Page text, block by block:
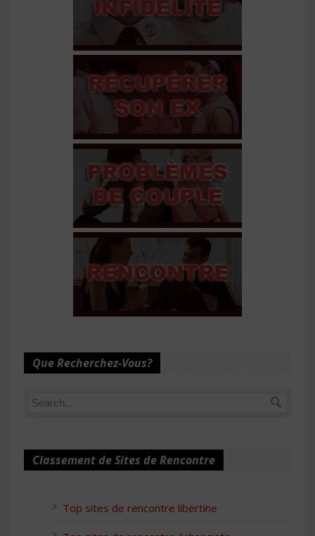
Que Recherchez-Vous?
Classement de Sites de Rencontre
Top sites de rencontre libertine